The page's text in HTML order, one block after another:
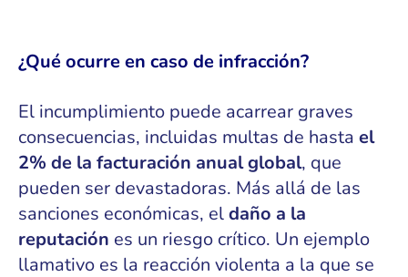
¿Qué ocurre en caso de infracción?
El incumplimiento puede acarrear graves
consecuencias, incluidas multas de hasta el
2% de la facturación anual global, que
pueden ser devastadoras. Más allá de las
sanciones económicas, eldaño a la
reputación es un riesgo crítico. Un ejemplo
llamativo es la reacción violenta a la que se